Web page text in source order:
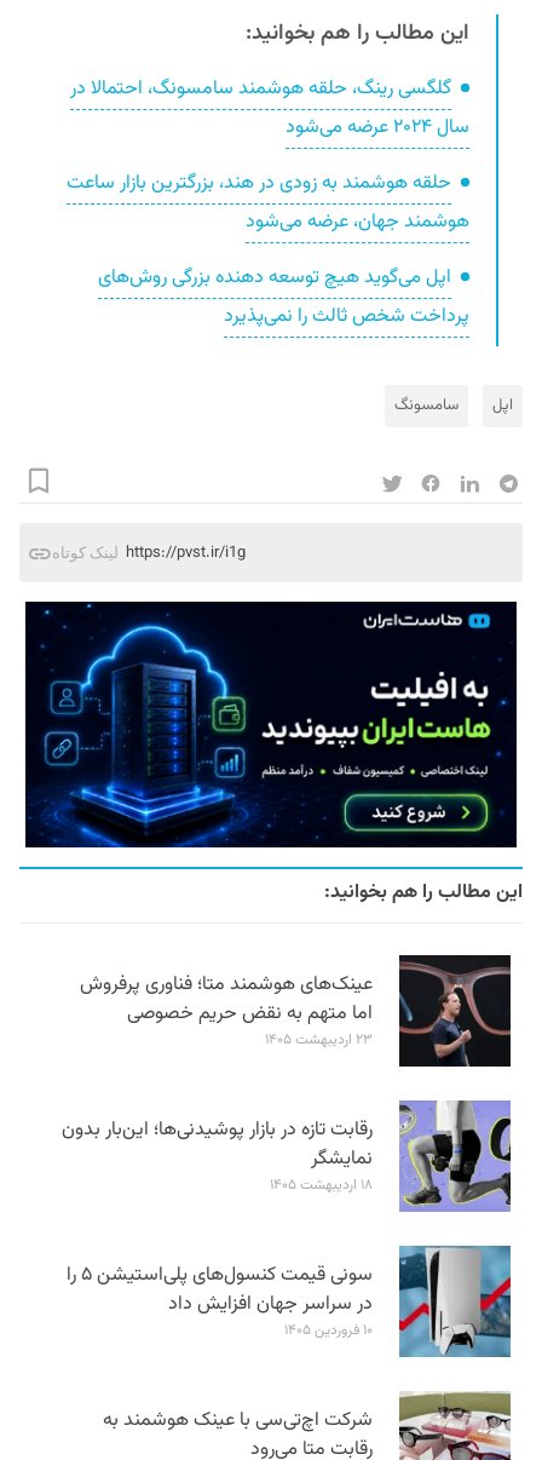
این مطالب را هم بخوانید:
گلگسی رینگ، حلقه هوشمند سامسونگ، احتمالا در
سال ۲۰۲۴ عرضه می‌شود
حلقه هوشمند به زودی در هند، بزرگترین بازار ساعت
هوشمند جهان، عرضه می‌شود
اپل می‌گوید هیچ توسعه دهنده بزرگی روش‌های
پرداخت شخص ثالث را نمی‌پذیرد
اپل سامسونگ
لینک کوتاه https://pvst.ir/i1g
این مطالب را هم بخوانید:
عینک‌های هوشمند متا؛ فناوری پرفروش
اما متهم به نقض حریم خصوصی
۲۳ اردیبهشت ۱۴۰۵
رقابت تازه در بازار پوشیدنی‌ها؛ این‌بار بدون
نمایشگر
۱۸ اردیبهشت ۱۴۰۵
سونی قیمت کنسول‌های پلی‌استیشن ۵ را
در سراسر جهان افزایش داد
۱۰ فروردین ۱۴۰۵
شرکت اچ‌تی‌سی با عینک هوشمند به
رقابت متا می‌رود